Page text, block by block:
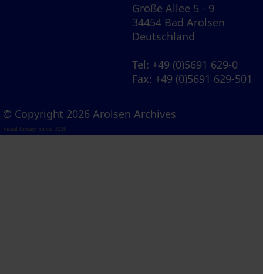
Große Allee 5 - 9
34454 Bad Arolsen
Deutschland
Tel: +49 (0)5691 629-0
Fax: +49 (0)5691 629-501
© Copyright 2026 Arolsen Archives
Visual Library Server 2026